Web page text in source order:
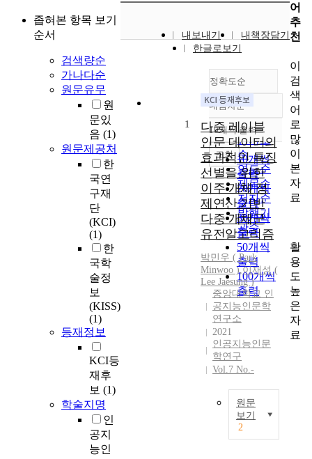
좁혀본 항목 보기
순서
검색량순
가나다순
원문유무
원
문있
음 (1)
원문제공처
한
국연
구재
단
(KCI)
(1)
한
국학
술정
보
(KISS)
(1)
등재정보
KCI등
재후
보 (1)
학술지명
인
공지
능인
내보내기
내책장담기
한글로보기
정확도순
정확도
순
인기도
순
연도순
제목순
저자순
발행기
관순
내림차순
내림차순
10개씩 출력
10개씩
출력
20개씩
출력
30개씩
출력
50개씩
출력
100개씩
출력
조회
1
다중 레이블
인문 데이터의
효과적인 특징
선별을 위한
이주 개체 정
제연산 기반
다중 개체군
유전알고리즘
박민우 ( Park
Minwoo ),이재성 (
Lee Jaesung )
중앙대학교 인
공지능인문학
연구소
2021
인공지능인문
학연구
Vol.7 No.-
원문
보기
2
어
추
천
이
검
색
어
로
많
이
본
자
료
활
용
도
높
은
자
료